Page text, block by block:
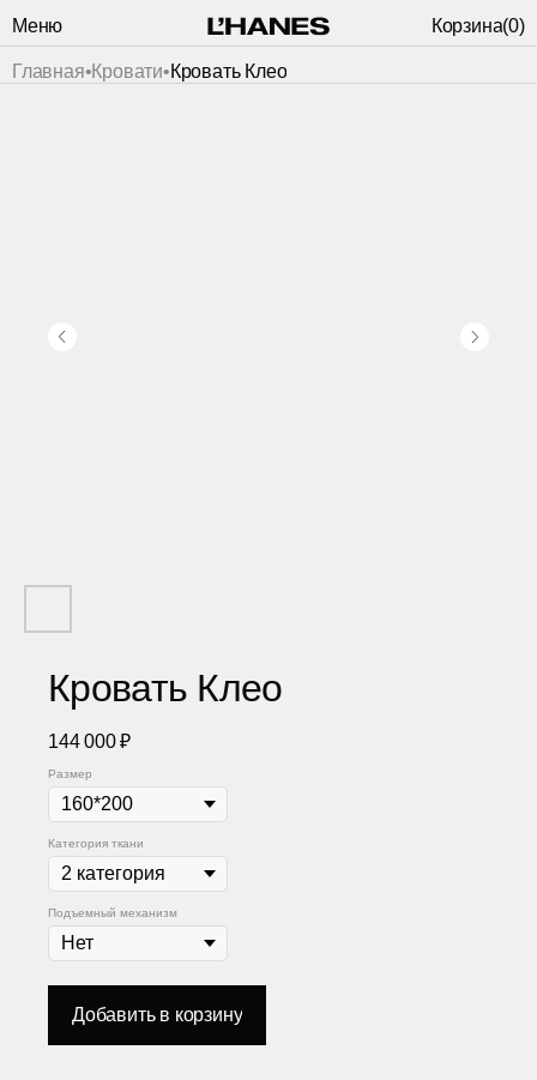
Меню Корзина(0)
Главная•Кровати•Кровать Клео
Кровать Клео
144 000 ₽
Размер
Категория ткани
Подъемный механизм
Добавить в корзину